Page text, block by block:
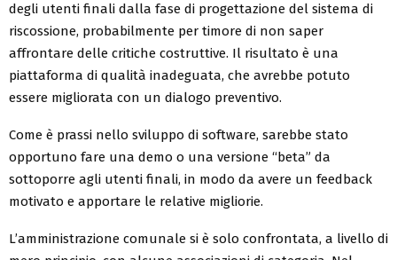
degli utenti finali dalla fase di progettazione del sistema di
riscossione, probabilmente per timore di non saper
affrontare delle critiche costruttive. Il risultato è una
piattaforma di qualità inadeguata, che avrebbe potuto
essere migliorata con un dialogo preventivo.
Come è prassi nello sviluppo di software, sarebbe stato
opportuno fare una demo o una versione “beta” da
sottoporre agli utenti finali, in modo da avere un feedback
motivato e apportare le relative migliorie.
L’amministrazione comunale si è solo confrontata, a livello di